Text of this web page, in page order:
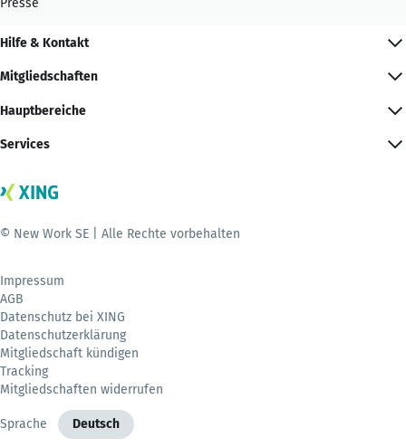
Presse
Hilfe & Kontakt
Mitgliedschaften
Hauptbereiche
Services
© New Work SE | Alle Rechte vorbehalten
Impressum
AGB
Datenschutz bei XING
Datenschutzerklärung
Mitgliedschaft kündigen
Tracking
Mitgliedschaften widerrufen
Sprache Deutsch